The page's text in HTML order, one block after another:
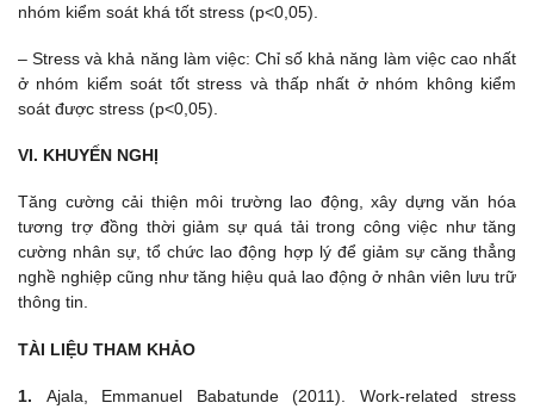
nhóm kiểm soát khá tốt stress (p<0,05).
– Stress và khả năng làm việc: Chỉ số khả năng làm việc cao nhất
ở nhóm kiểm soát tốt stress và thấp nhất ở nhóm không kiểm
soát được stress (p<0,05).
VI. KHUYẾN NGHỊ
Tăng cường cải thiện môi trường lao động, xây dựng văn hóa
tương trợ đồng thời giảm sự quá tải trong công việc như tăng
cường nhân sự, tổ chức lao động hợp lý để giảm sự căng thẳng
nghề nghiệp cũng như tăng hiệu quả lao động ở nhân viên lưu trữ
thông tin.
TÀI LIỆU THAM KHẢO
1. Ajala, Emmanuel Babatunde (2011). Work-related stress